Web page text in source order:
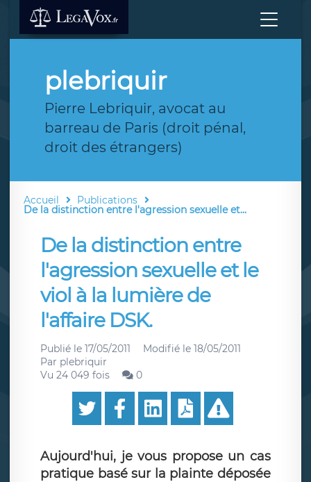
plebriquir
Pierre Lebriquir, avocat au
barreau de Paris (droit pénal,
droit des étrangers)
Accueil Publications
De la distinction entre l'agression sexuelle et...
De la distinction entre
l'agression sexuelle et le
viol à la lumière de
l'affaire DSK.
Publié le 17/05/2011 Modifié le 18/05/2011
Par plebriquir
Vu 24 049 fois
0
Aujourd'hui, je vous propose un cas
pratique basé sur la plainte déposée